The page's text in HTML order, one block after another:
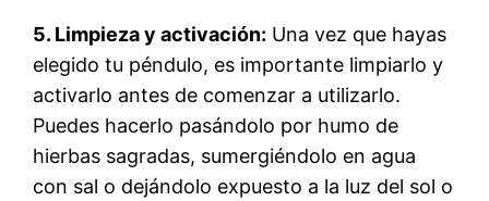
5. Limpieza y activación: Una vez que hayas
elegido tu péndulo, es importante limpiarlo y
activarlo antes de comenzar a utilizarlo.
Puedes hacerlo pasándolo por humo de
hierbas sagradas, sumergiéndolo en agua
con sal o dejándolo expuesto a la luz del sol o